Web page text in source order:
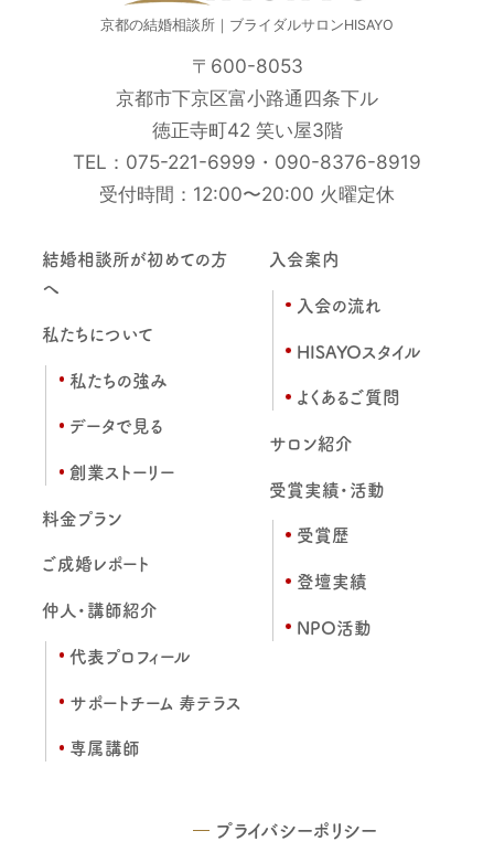
京都の結婚相談所｜ブライダルサロンHISAYO
〒600-8053
京都市下京区富小路通四条下ル
徳正寺町42 笑い屋3階
TEL： 075-221-6999 ・ 090-8376-8919
受付時間：12:00〜20:00 火曜定休
結婚相談所が初めての方
へ
私たちについて
私たちの強み
データで見る
創業ストーリー
料金プラン
ご成婚レポート
仲人・講師紹介
代表プロフィール
サポートチーム 寿テラス
専属講師
入会案内
入会の流れ
HISAYOスタイル
よくあるご質問
サロン紹介
受賞実績・活動
受賞歴
登壇実績
NPO活動
プライバシーポリシー